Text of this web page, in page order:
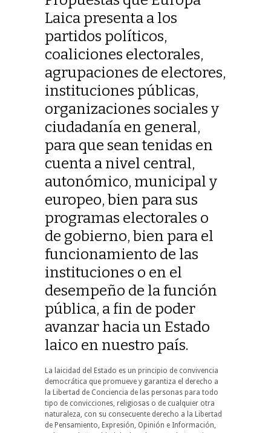
Laica presenta a los
partidos políticos,
coaliciones electorales,
agrupaciones de electores,
instituciones públicas,
organizaciones sociales y
ciudadanía en general,
para que sean tenidas en
cuenta a nivel central,
autonómico, municipal y
europeo, bien para sus
programas electorales o
de gobierno, bien para el
funcionamiento de las
instituciones o en el
desempeño de la función
pública, a fin de poder
avanzar hacia un Estado
laico en nuestro país.
La laicidad del Estado es un principio de convivencia
democrática que promueve y garantiza el derecho a
la Libertad de Conciencia de las personas para todo
tipo de convicciones, religiosas o de cualquier otra
naturaleza, con su consecuente derecho a la Libertad
de Pensamiento, Expresión, Opinión e Información,